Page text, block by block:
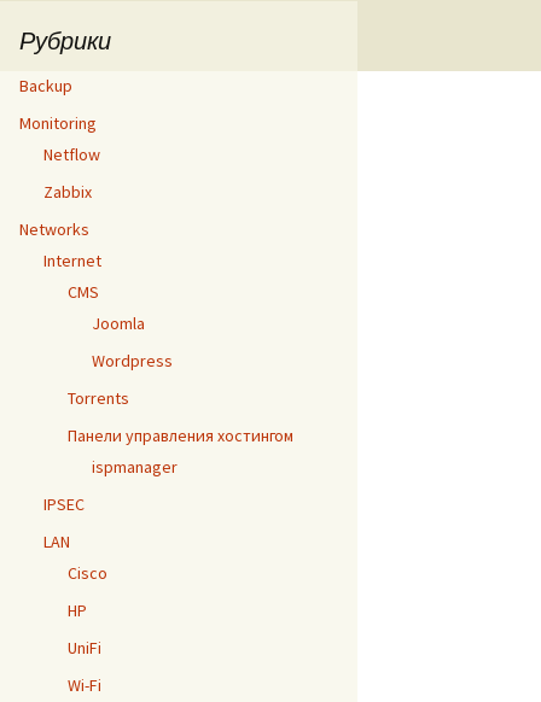
Рубрики
Backup
Monitoring
Netflow
Zabbix
Networks
Internet
CMS
Joomla
Wordpress
Torrents
Панели управления хостингом
ispmanager
IPSEC
LAN
Cisco
HP
UniFi
Wi-Fi